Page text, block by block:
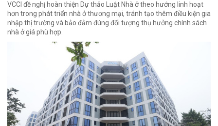
VCCI đề nghị hoàn thiện Dự thảo Luật Nhà ở theo hướng linh hoạt
hơn trong phát triển nhà ở thương mại, tránh tạo thêm điều kiện gia
nhập thị trường và bảo đảm đúng đối tượng thụ hưởng chính sách
nhà ở giá phù hợp.